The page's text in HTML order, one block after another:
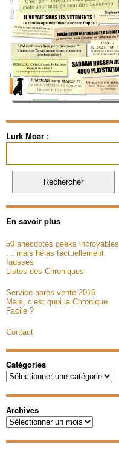
Lurk Moar :
En savoir plus
50 anecdotes geeks incroyables
… mais hélas factuellement
fausses
Listes des Chroniques
Service après vente 2016
Mais, c’est quoi la Chronique
Facile ?
Contact
Catégories
Catégories
Archives
Archives